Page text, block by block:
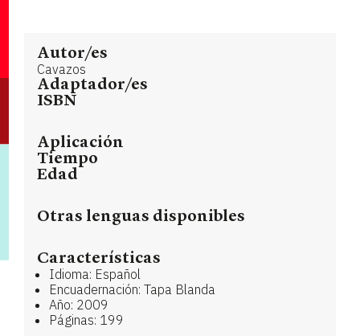
Autor/es
Cavazos
Adaptador/es
ISBN
Aplicación
Tiempo
Edad
Otras lenguas disponibles
Características
Idioma: Español
Encuadernación: Tapa Blanda
Año: 2009
Páginas: 199